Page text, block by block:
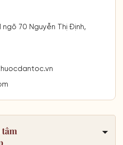
ngõ 70 Nguyễn Thị Định,